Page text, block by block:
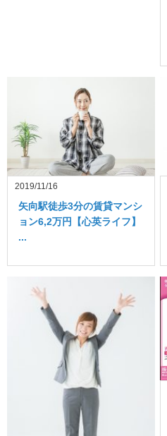
2019/11/16
矢向駅徒歩3分の賃貸マンシ
ョン6,2万円【心英ライフ】
...